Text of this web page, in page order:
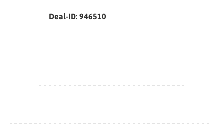
Deal-ID: 946510